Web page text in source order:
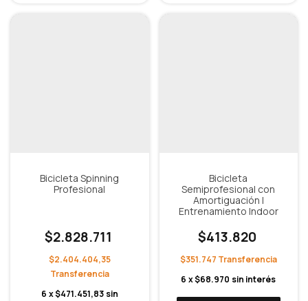
Bicicleta Spinning
Profesional
$2.828.711
$2.404.404,35
6 x$471.451,83 sin
Bicicleta
Semiprofesional con
Amortiguación I
Entrenamiento Indoor
$413.820
$351.747
6 x$68.970 sin interés